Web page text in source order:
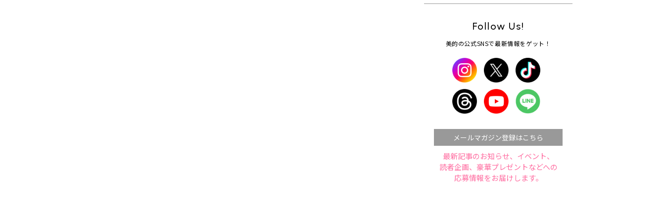
Follow Us!
美的の公式SNSで最新情報をゲット！
メールマガジン登録はこちら
最新記事のお知らせ、イベント、
読者企画、豪華プレゼントなどへの
応募情報をお届けします。